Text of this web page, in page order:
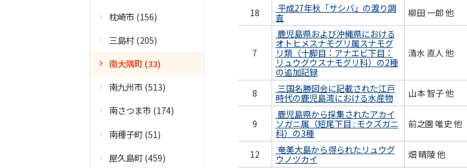
18
平成27年秋「サシバ」の渡り調
査
柳田 一郎 他
7
鹿児島県および沖縄県における
オトヒメスナモグリ属スナモグ
リ類（十脚目：アナエビ下目：
リュウグウスナモグリ科）の2種
の追加記録
清水 直人 他
8
三国名勝図会に記載された江戸
時代の鹿児島湾における水産物
山本 智子 他
9
鹿児島県から採集されたアカイ
ソガニ属（短尾下目 : モクズガニ
科）の3種
前之園 唯史 他
12
奄美大島から得られたリュウグ
ウノツカイ
畑 晴陵 他
枕崎市 (156)
三島村 (205)
南大隅町 (33)
南九州市 (513)
南さつま市 (174)
南種子町 (51)
屋久島町 (459)